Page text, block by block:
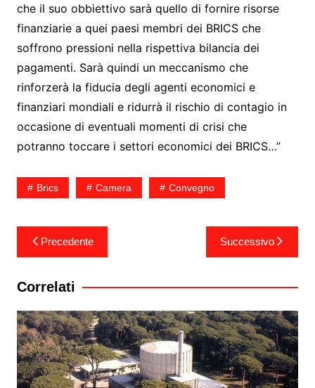
che il suo obbiettivo sarà quello di fornire risorse
finanziarie a quei paesi membri dei BRICS che
soffrono pressioni nella rispettiva bilancia dei
pagamenti. Sarà quindi un meccanismo che
rinforzerà la fiducia degli agenti economici e
finanziari mondiali e ridurrà il rischio di contagio in
occasione di eventuali momenti di crisi che
potranno toccare i settori economici dei BRICS…”
Brics Camera Convegno
Navigazione
articoli
Precedente Successivo
Correlati